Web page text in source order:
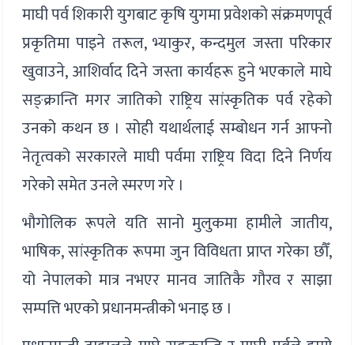
माघी पर्व शिकारी युगबाट कृषि युगमा प्रवेशको संक्रमणपूर्व
प्रकृतिमा पाइने तरूल, भ्याकुर, कन्दमुल जस्ता परिकार
खुवाउने, आशिर्वाद दिने जस्ता कार्यहरू हुने भएकाले माघे
सङ्क्रान्ति मगर जातिको राष्ट्रिय सांस्कृतिक पर्व रहेको
उनको कथन छ । सोही यथार्थलाई सम्बोधन गर्न आफ्नो
नेतृत्वको सरकारले माघी पर्वमा राष्ट्रिय विदा दिने निर्णय
गरेको समेत उनले स्मरण गरे ।
भौगोलिक रूपले यति सानो मुलुकमा हामीले जातीय,
भाषिक, सांस्कृतिक रूपमा जुन विविधता प्राप्त गरेका छौँ,
यो नेपालको मात्र नभएर मानव जातिकै गौरव र साझा
सम्पत्ति भएको प्रधानमन्त्रीको भनाइ छ ।